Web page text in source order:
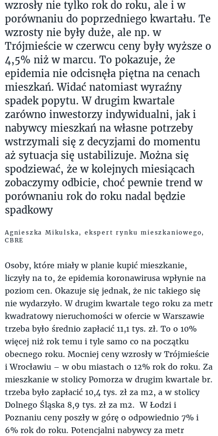
wzrosły nie tylko rok do roku, ale i w
porównaniu do poprzedniego kwartału. Te
wzrosty nie były duże, ale np. w
Trójmieście w czerwcu ceny były wyższe o
4,5% niż w marcu. To pokazuje, że
epidemia nie odcisnęła piętna na cenach
mieszkań. Widać natomiast wyraźny
spadek popytu. W drugim kwartale
zarówno inwestorzy indywidualni, jak i
nabywcy mieszkań na własne potrzeby
wstrzymali się z decyzjami do momentu
aż sytuacja się ustabilizuje. Można się
spodziewać, że w kolejnych miesiącach
zobaczymy odbicie, choć pewnie trend w
porównaniu rok do roku nadal będzie
spadkowy
Agnieszka Mikulska, ekspert rynku mieszkaniowego,
CBRE
Osoby, które miały w planie kupić mieszkanie,
liczyły na to, że epidemia koronawirusa wpłynie na
poziom cen. Okazuje się jednak, że nic takiego się
nie wydarzyło. W drugim kwartale tego roku za metr
kwadratowy nieruchomości w ofercie w Warszawie
trzeba było średnio zapłacić 11,1 tys. zł. To o 10%
więcej niż rok temu i tyle samo co na początku
obecnego roku. Mocniej ceny wzrosły w Trójmieście
i Wrocławiu – w obu miastach o 12% rok do roku. Za
mieszkanie w stolicy Pomorza w drugim kwartale br.
trzeba było zapłacić 10,4 tys. zł za m2, a w stolicy
Dolnego Śląska 8,9 tys. zł za m2. W Łodzi i
Poznaniu ceny poszły w górę o odpowiednio 7% i
6% rok do roku. Potencjalni nabywcy za metr